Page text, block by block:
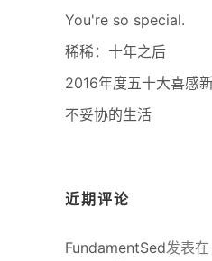
You're so special.
稀稀：十年之后
2016年度五十大喜感
不妥协的生活
近期评论
FundamentSed发表